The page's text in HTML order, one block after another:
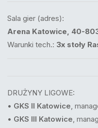
Sala gier (adres):
Arena Katowice, 40-
Warunki tech.: 3x stoły
DRUŻYNY LIGOWE:
• GKS II Katowice,
• GKS III Katowice,